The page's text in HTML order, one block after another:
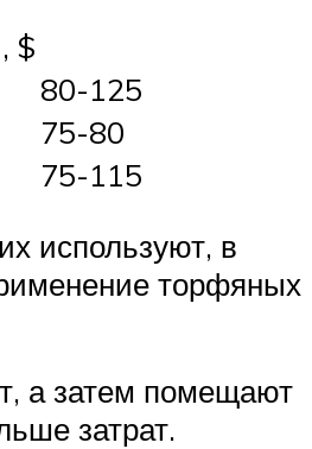
$
80-125
75-80
75-115
используют, в
торфяных
а затем помещают
затрат.